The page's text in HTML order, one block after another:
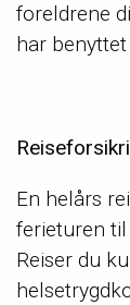
foreldrene
har
En helårs
ferieturen
Reiser du